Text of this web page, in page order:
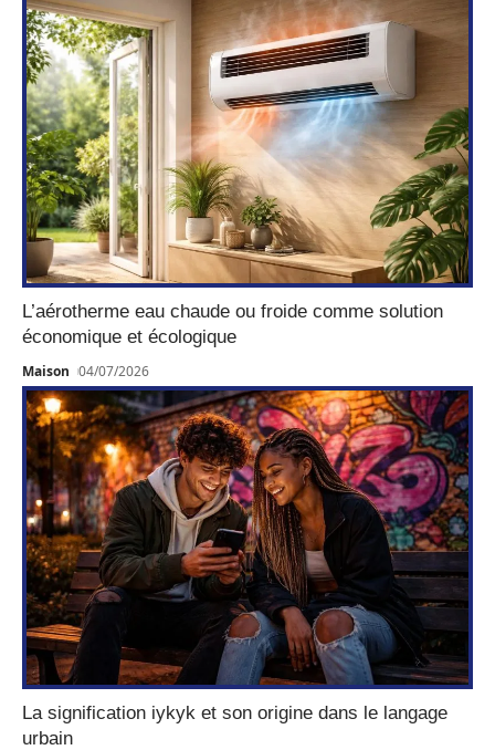
L’aérotherme eau chaude ou froide comme solution
économique et écologique
Maison 04/07/2026
La signification iykyk et son origine dans le langage
urbain